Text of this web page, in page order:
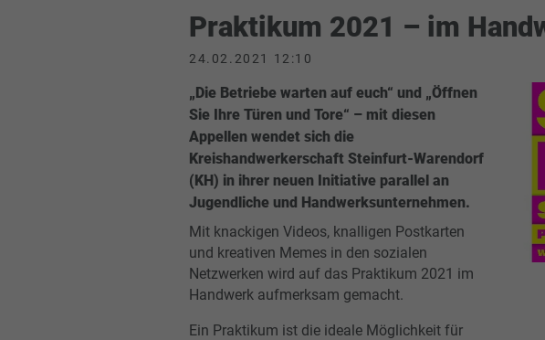
Praktikum 2021 – im
24.02.2021 12:10
„Die Betriebe warten auf euch“ und „Öffnen
Sie Ihre Türen und Tore“ – mit diesen
Appellen wendet sich die
Kreishandwerkerschaft Steinfurt-Warendorf
(KH) in ihrer neuen Initiative parallel an
Jugendliche und Handwerksunternehmen.
Mit knackigen Videos, knalligen Postkarten
und kreativen Memes in den sozialen
Netzwerken wird auf das Praktikum 2021 im
Handwerk aufmerksam gemacht.
Ein Praktikum ist die ideale Möglichkeit für